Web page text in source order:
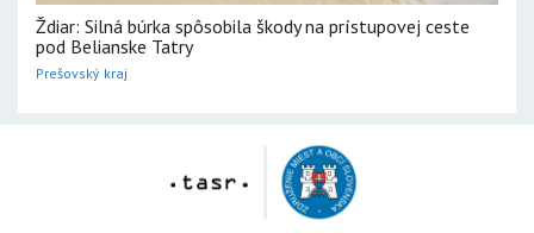
Ždiar: Silná búrka spôsobila škody na prístupovej ceste
pod Belianske Tatry
Prešovský kraj